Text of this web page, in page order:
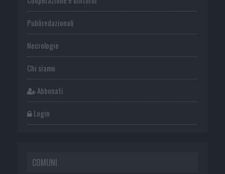
Publiredazionali
Necrologie
Chi siamo
Abbonati
Login
COMUNI